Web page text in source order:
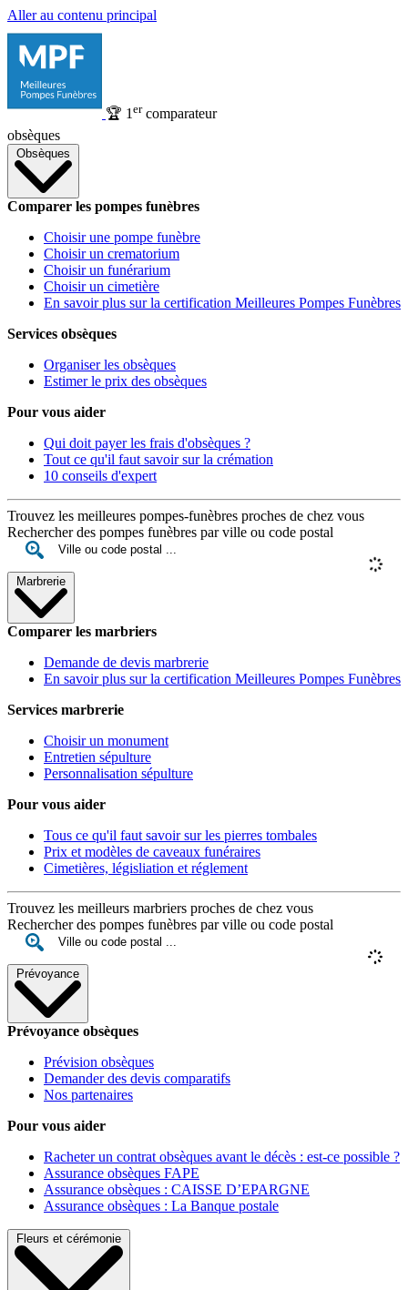
Aller au contenu principal
🏆 1 ercomparateur
obsèques
Obsèques
Comparer les pompes funèbres
Choisir une pompe funèbre
Choisir un crematorium
Choisir un funérarium
Choisir un cimetière
En savoir plus sur la certification Meilleures Pompes Funèbres
Services obsèques
Organiser les obsèques
Estimer le prix des obsèques
Pour vous aider
Qui doit payer les frais d'obsèques ?
Tout ce qu'il faut savoir sur la crémation
10 conseils d'expert
Trouvez les meilleures pompes-funèbres proches de chez vous
Rechercher des pompes funèbres par ville ou code postal
Marbrerie
Comparer les marbriers
Demande de devis marbrerie
En savoir plus sur la certification Meilleures Pompes Funèbres
Services marbrerie
Choisir un monument
Entretien sépulture
Personnalisation sépulture
Pour vous aider
Tous ce qu'il faut savoir sur les pierres tombales
Prix et modèles de caveaux funéraires
Cimetières, législiation et réglement
Trouvez les meilleurs marbriers proches de chez vous
Rechercher des pompes funèbres par ville ou code postal
Prévoyance
Prévoyance obsèques
Prévision obsèques
Demander des devis comparatifs
Nos partenaires
Pour vous aider
Racheter un contrat obsèques avant le décès : est-ce possible ?
Assurance obsèques FAPE
Assurance obsèques : CAISSE D’EPARGNE
Assurance obsèques : La Banque postale
Fleurs et cérémonie